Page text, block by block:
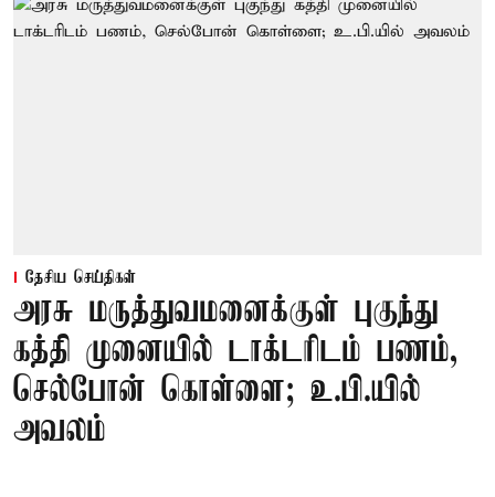
தேசிய செய்திகள்
அரசு மருத்துவமனைக்குள் புகுந்து
கத்தி முனையில் டாக்டரிடம் பணம்,
செல்போன் கொள்ளை; உ.பி.யில்
அவலம்